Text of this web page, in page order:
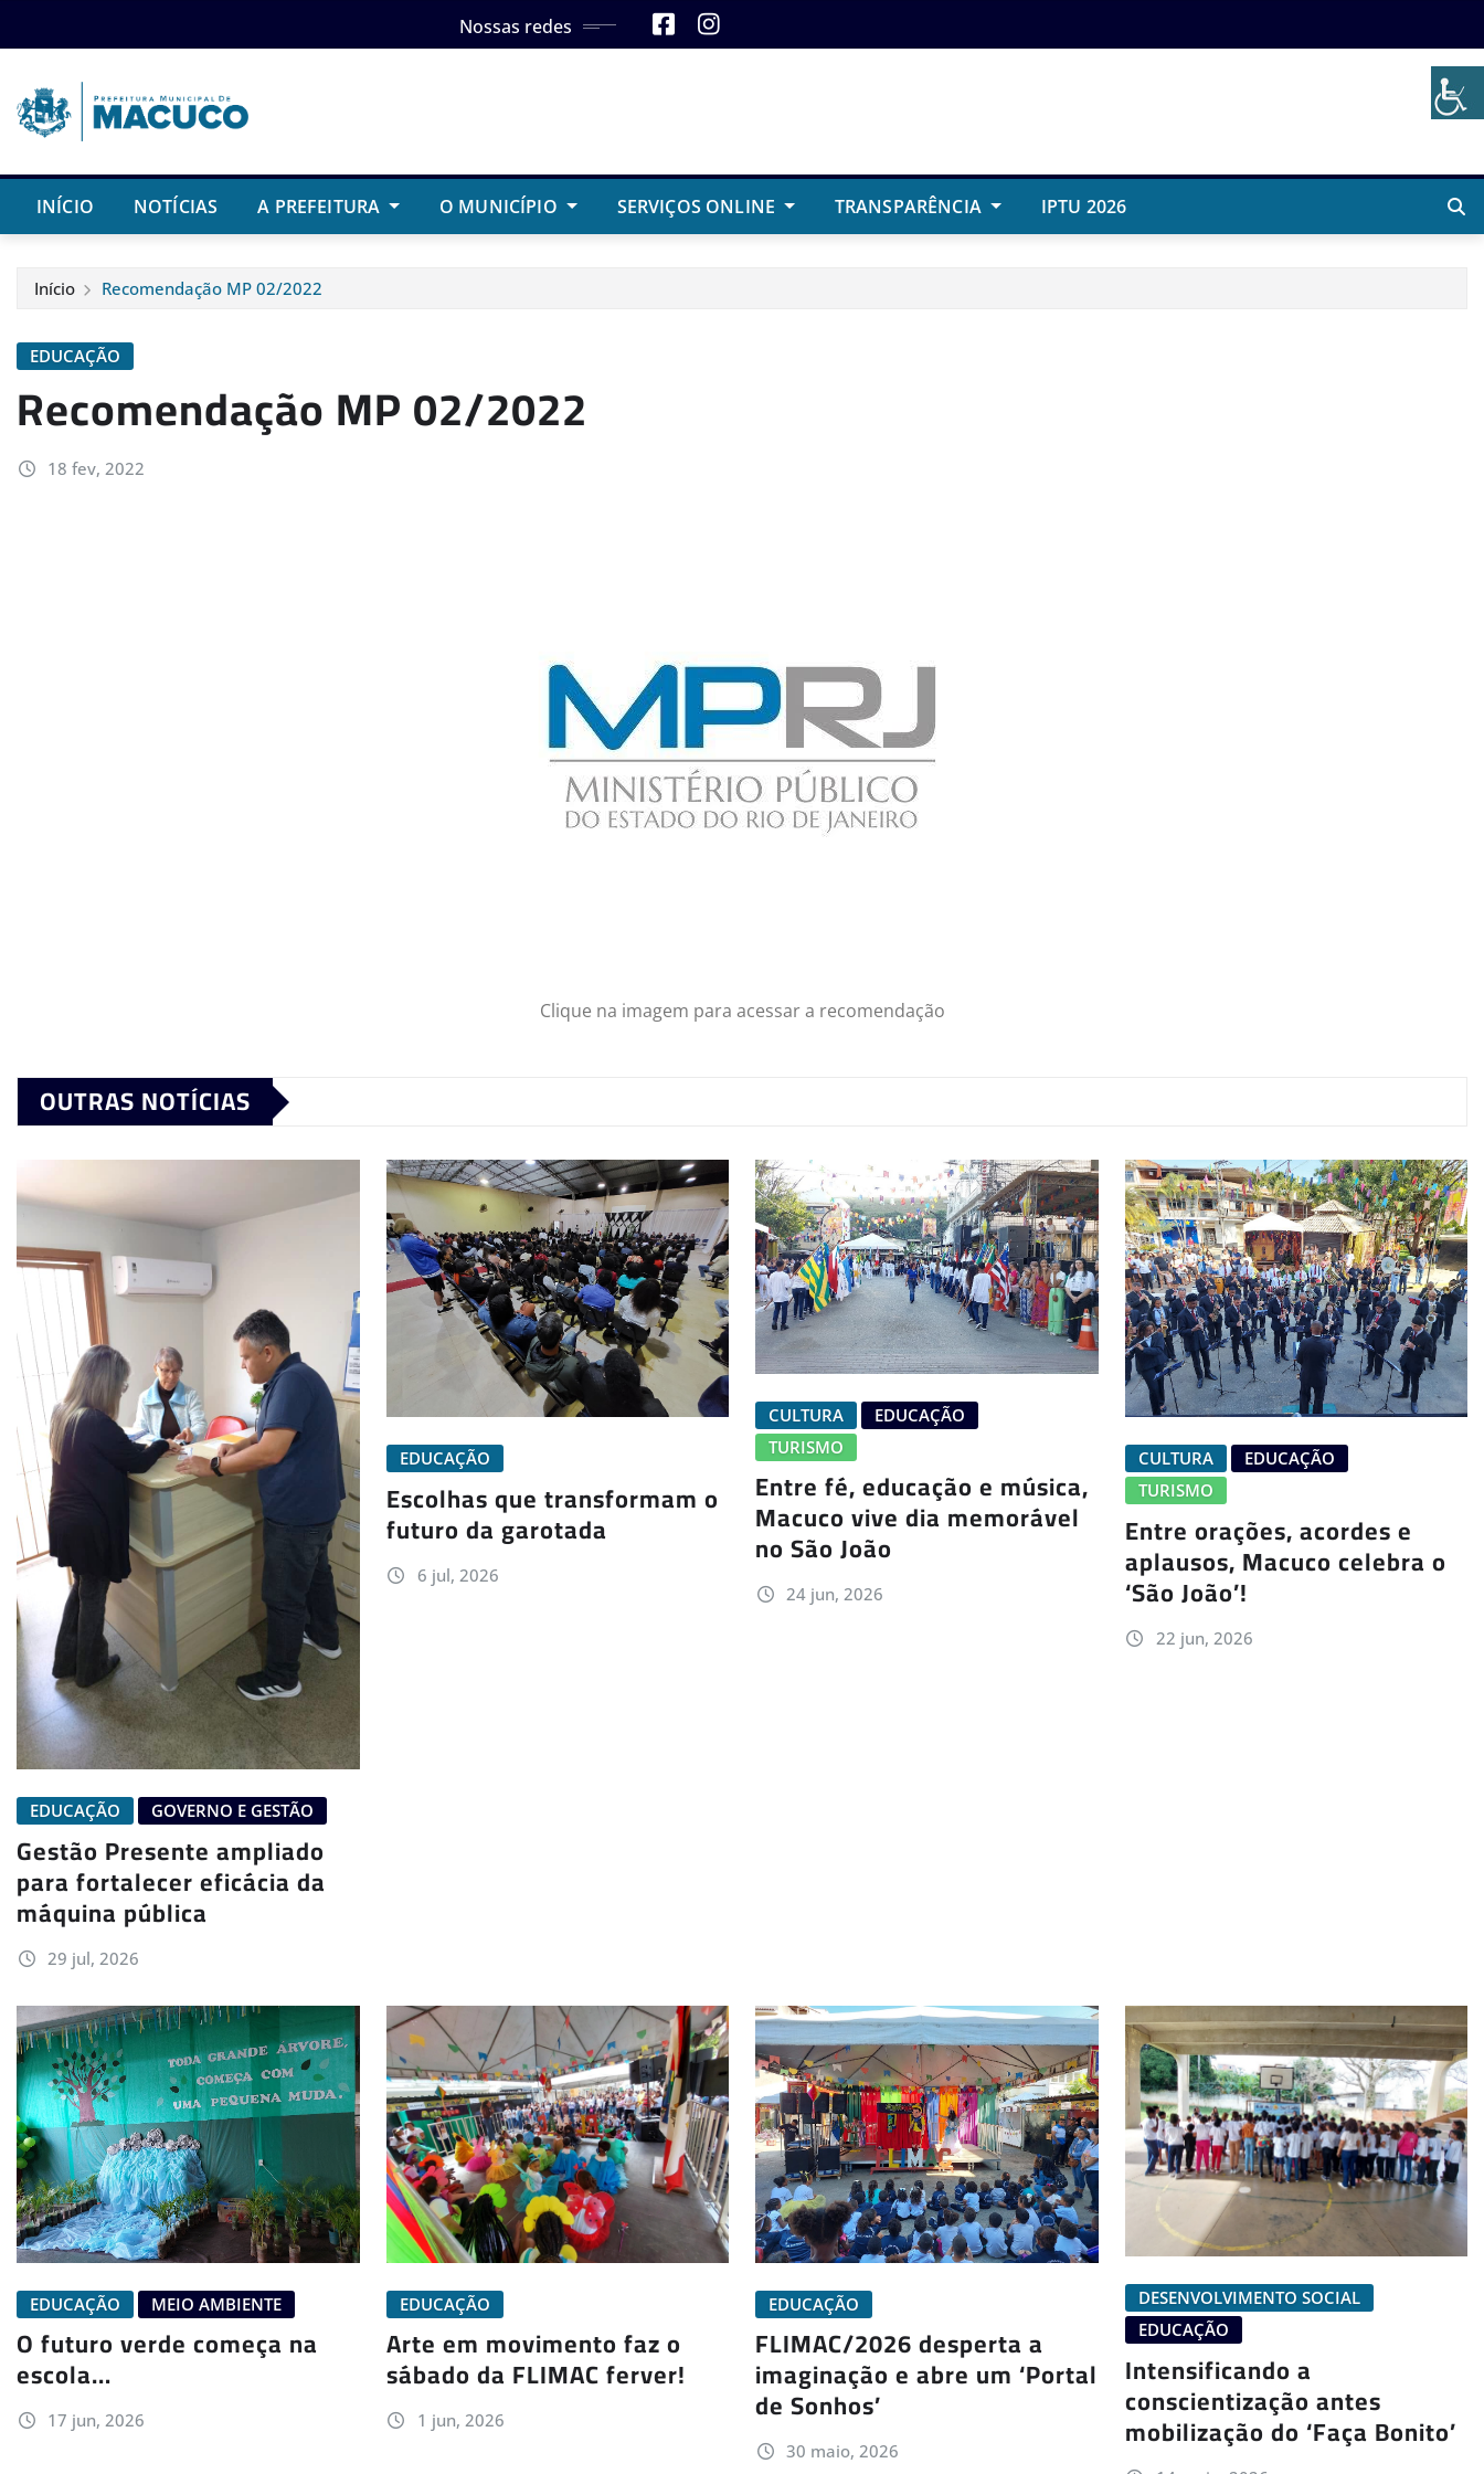
to
Nossas redes
INÍCIO NOTÍCIAS A PREFEITURA O MUNICÍPIO SERVIÇOS ONLINE TRANSPARÊNCIA IPTU 2026
Início Recomendação MP 02/2022
EDUCAÇÃO
Recomendação MP 02/2022
18 fev, 2022
Clique na imagem para acessar a recomendação
OUTRAS NOTÍCIAS
EDUCAÇÃO GOVERNO E GESTÃO
Gestão Presente ampliado
para fortalecer eficácia da
máquina pública
29 jul, 2026
EDUCAÇÃO
Escolhas que transformam o
futuro da garotada
6 jul, 2026
CULTURA
EDUCAÇÃO
TURISMO
Entre fé, educação e música,
Macuco vive dia memorável
no São João
24 jun, 2026
CULTURA
EDUCAÇÃO
TURISMO
Entre orações, acordes e
aplausos, Macuco celebra o
‘São João’!
22 jun, 2026
EDUCAÇÃO MEIO AMBIENTE
O futuro verde começa na
escola…
17 jun, 2026
EDUCAÇÃO
Arte em movimento faz o
sábado da FLIMAC ferver!
1 jun, 2026
EDUCAÇÃO
FLIMAC/2026 desperta a
imaginação e abre um ‘Portal
de Sonhos’
30 maio, 2026
DESENVOLVIMENTO SOCIAL
EDUCAÇÃO
Intensificando a
conscientização antes
mobilização do ‘Faça Bonito’